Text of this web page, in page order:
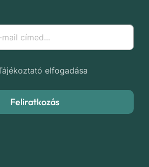
elfogadása
Feliratkozás